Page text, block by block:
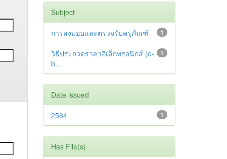
Subject
1
การส่งมอบและตรวจรับครุภัณฑ์
1
วิธีประกวดราคาอิเล็กทรอนิกส์ (e-
b...
Date issued
1
2564
Has File(s)